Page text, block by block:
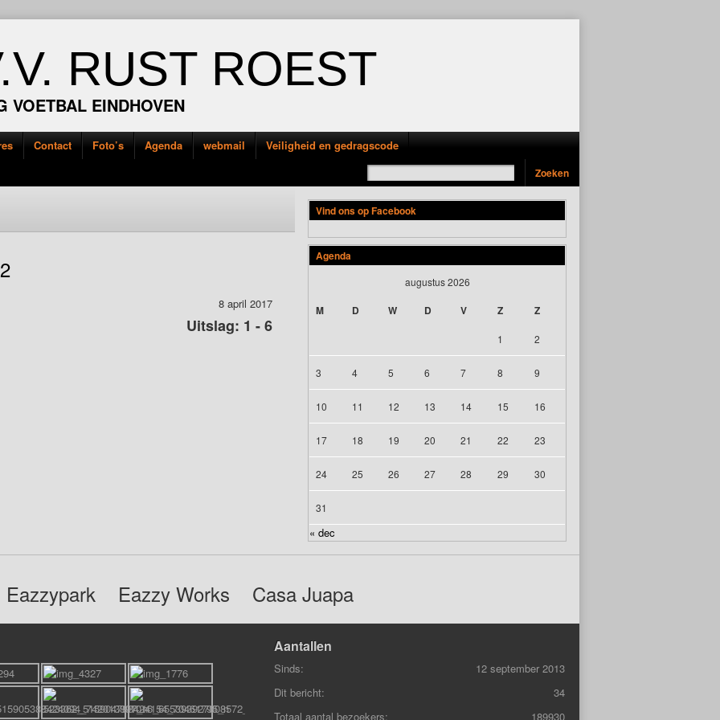
RUST ROEST
VOETBAL EINDHOVEN
Contact Foto’s Agenda webmail Veiligheid en gedragscode
8 april 2017
Uitslag: 1 - 6
Vind ons op Facebook
Agenda
augustus 2026
M D W D V Z Z
1 2
3 4 5 6 7 8 9
10 11 12 13 14 15 16
17 18 19 20 21 22 23
24 25 26 27 28 29 30
31
« dec
Eazzypark Eazzy Works Casa Juapa
Aantallen
12 september 2013
Sinds:
34
Dit bericht:
189930
Totaal aantal bezoekers: